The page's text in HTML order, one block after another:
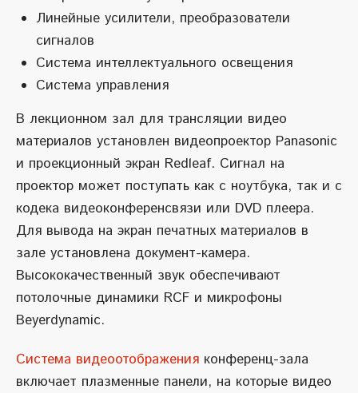
Линейные усилители, преобразователи
сигналов
Система интеллектуального освещения
Система управления
В лекционном зал для трансляции видео
материалов установлен видеопроектор Panasonic
и проекционный экран Redleaf. Сигнал на
проектор может поступать как с ноутбука, так и с
кодека видеоконференсвязи или DVD плеера.
Для вывода на экран печатных материалов в
зале установлена документ-камера.
Высококачественный звук обеспечивают
потолочные динамики RCF и микрофоны
Beyerdynamic.
Система видеоотображения конференц-зала
включает плазменные панели, на которые видео